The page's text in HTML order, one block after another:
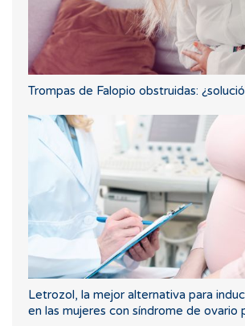
Trompas de Falopio obstruidas:
Letrozol, la mejor alternativa para
en las mujeres con síndrome de ovario